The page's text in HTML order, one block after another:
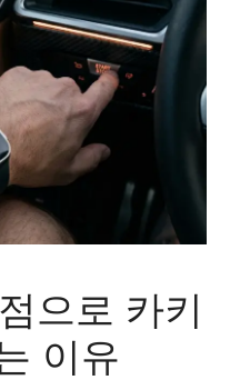
으로 카키
이유